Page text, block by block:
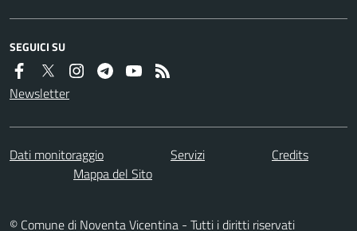
SEGUICI SU
Newsletter
Dati monitoraggio Servizi
Credits
Mappa del Sito
© Comune di Noventa Vicentina - Tutti i diritti riservati